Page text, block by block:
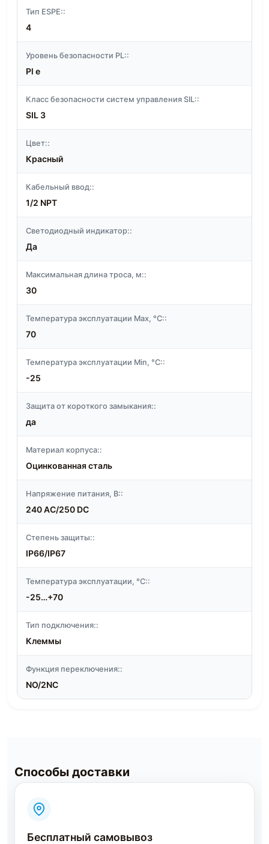
Тип ESPE::
4
Уровень безопасности PL::
Pl e
Класс безопасности систем управления SIL::
SIL 3
Цвет::
Красный
Кабельный ввод::
1/2 NPT
Светодиодный индикатор::
Да
Максимальная длина троса, м::
30
Температура эксплуатации Max, °C::
70
Температура эксплуатации Min, °C::
-25
Защита от короткого замыкания::
да
Материал корпуса::
Оцинкованная сталь
Напряжение питания, В::
240 AC/250 DC
Степень защиты::
IP66/IP67
Температура эксплуатации, °C::
-25…+70
Тип подключения::
Клеммы
Функция переключения::
NO/2NC
Способы доставки
Бесплатный самовывоз